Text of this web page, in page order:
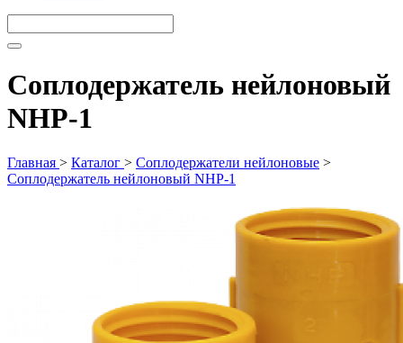
Соплодержатель нейлоновый
NHP-1
Главная > Каталог > Соплодержатели нейлоновые >
Соплодержатель нейлоновый NHP-1